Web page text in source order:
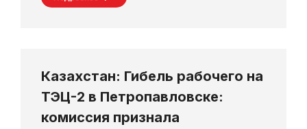
Казахстан: Гибель рабочего на
ТЭЦ-2 в Петропавловске:
комиссия признала